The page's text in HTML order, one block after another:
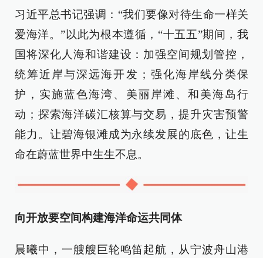
习近平总书记强调：“我们要像对待生命一样关
爱海洋。”以此为根本遵循，“十五五”期间，我
国将深化人海和谐建设：加强空间规划管控，
统筹近岸与深远海开发；强化海岸线分类保
护，实施蓝色海湾、美丽岸滩、和美海岛行
动；探索海洋碳汇核算与交易，提升灾害预警
能力。让碧海银滩成为永续发展的底色，让生
命在蔚蓝世界中生生不息。
向开放要空间构建海洋命运共同体
晨曦中，一艘艘巨轮鸣笛起航，从宁波舟山港